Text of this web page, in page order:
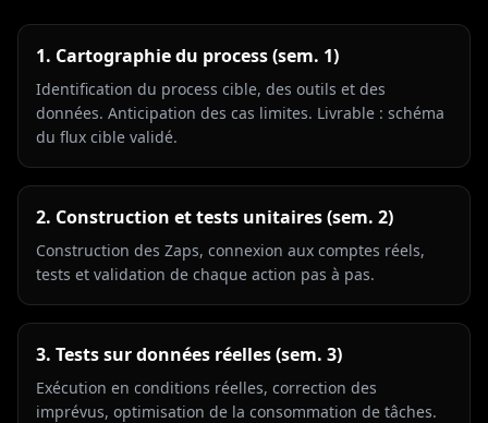
1. Cartographie du process (sem. 1)
Identification du process cible, des outils et des
données. Anticipation des cas limites. Livrable : schéma
du flux cible validé.
2. Construction et tests unitaires (sem. 2)
Construction des Zaps, connexion aux comptes réels,
tests et validation de chaque action pas à pas.
3. Tests sur données réelles (sem. 3)
Exécution en conditions réelles, correction des
imprévus, optimisation de la consommation de tâches.